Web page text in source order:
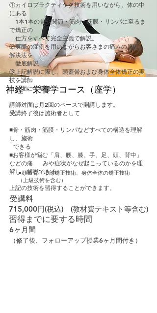
神経・栄養学コース（座学）
カイロプラクティック、リフレクソロ
ジーに関する学習技術習得
⚫︎頭蓋骨・小顔矯正技術、身体全体の矯正技術
（上級技術を含む）
①カイロプラクティック技術を用いながら、体の中
にある
1本1本の骨や関節・筋肉・筋膜・リンパに至るま
で矯正の
仕方をすべて完全主義で解説。
②実際の症例を用いながらお客さまの痛みの原因と
解決法を
徹底解説
③上記解説に際し、頭蓋骨および身体全体矯正の実
技を講師
対面にて伝授
講師対面は月2回のペースで開講します。
受講終了後は施術者として
■骨・筋肉・筋膜・リンパなどすべての構造を理解
し、施術
できる
■お客様が悩む「肩、腰、膝、手、足、頭、背中」
などの痛 みや症状がなぜ起こっているのかを理
解し、解説できる
上記の技術を習得することができます。
受講料
715,000円(税込) (教材費テキスト等含む)
習得までに要する時間
6ヶ月間
（修了後、フォローアップ授業6ヶ月間付き）